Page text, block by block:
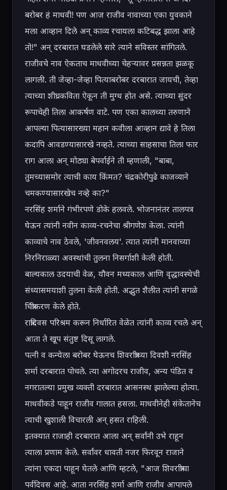
बरोबर हं माधवी! पण आज राजीव नावाच्या एका युवकाने
मला आव्हान दिले अन् काव्य रचायला कटिबद्ध झाला आहे
तो!" अन् दरबारात घडलेले सारे त्याने सविस्तर सांगितले.
राजीवचे नाव ऐकताच माधवीच्या चेहऱ्यावर प्रसन्नता झळकू
लागली. ती जेव्हा-जेव्हा पित्याबरोबर दरबारात जायची, तेव्हा
त्याच्या शीघ्रकविता ऐकून ती मुग्ध होत असे. त्याच्या सुंदर
रूपाचेही तिला आकर्षण वाटे. पण एका कालच्या तरुणाने
आपल्या पित्यासारख्या महान कवीला आव्हान द्यावे हे तिला
कदापि आवडण्यासारखे नव्हते. त्याच्या साहसाचा तिला फार
राग आला अन् मोठ्या बेपर्वाईने ती म्हणाली, "बाबा,
तुमच्यासमोर त्याची काय किंमत? चंद्रकोरीपुढे काजव्याने
चमकण्यासारखेच नव्हे का?"
नरसिंह शर्माने गंभीरपणे डोके हलवले. भोजनानंतर तालपत्र
घेऊन त्यांनी नवीन काव्य-रचनेचा श्रीगणेश केला. त्यांनी
काव्याचे नाव ठेवले, 'जीवनवलय'. त्यात त्यांनी मानवाच्या
निरनिराळ्या अवस्थांची तुलना निसर्गाशी केली होती.
बाल्यकाल उदयाची वेळ, यौवन मध्यकाल आणि वृद्धावस्थेची
संध्यासमयाशी तुलना केली होती. अद्भुत शैलीत त्यांनी सगळे
चित्रीकरण केले होते.
रात्रंदिवस परिश्रम करून निर्धारित वेळेत त्यांनी काव्य रचले अन्
आता ते खूप संतुष्ट दिसू लागले.
पत्नी व कन्येला बरोबर घेऊनच शिवरात्रीच्या दिवशी नरसिंह
शर्मा दरबारात पोचले. त्या अगोदरच राजीव, अन्य पंडित व
नगरातल्या प्रमुख व्यक्ती दरबारात आसनस्थ झालेल्या होत्या.
माधवीकडे पाहून राजीव गालात हसला. माधवीनेही संकेतानेच
त्याची खुशाली विचारली अन् हसत राहिली.
इतक्यात राजाही दरबारात आला अन् सर्वांनी उभे राहून
त्याला प्रणाम केले. सर्वांवर धावती नजर फिरवून राजाने
त्यांना एकदा पाहून घेतले आणि म्हटले, "आज शिवरात्रीचा
पर्वदिवस आहे. आता नरसिंह शर्मा आणि राजीव आपापले